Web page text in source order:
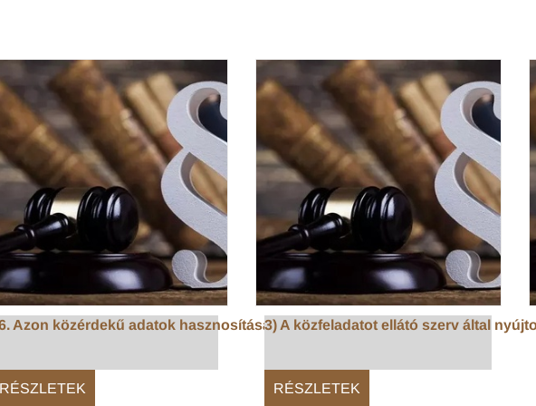
Azon közérdekű adatok hasznosítására irányu...
RÉSZLETEK
3) A közfeladatot ellátó szerv által
RÉSZLETEK